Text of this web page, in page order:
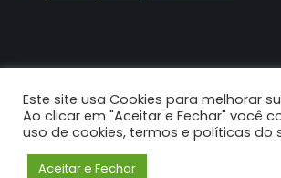
2025© R3 Soluções e Sistemas de
Higiene e Limpeza. Todos os
direitos reservados.
Criado por Criative
Este site usa Cookies para melhorar
Ao clicar em "Aceitar e Fechar" você
uso de cookies, termos e políticas do
Aceitar e Fechar